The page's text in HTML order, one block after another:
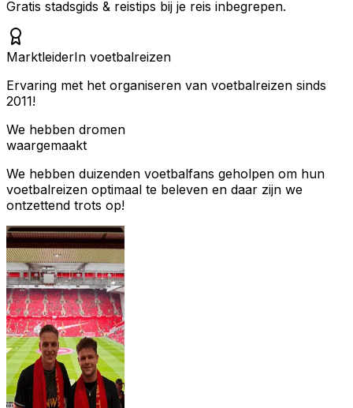
Gratis stadsgids & reistips bij je reis inbegrepen.
MarktleiderIn voetbalreizen
Ervaring met het organiseren van voetbalreizen sinds
2011!
We hebben dromen
waargemaakt
We hebben duizenden voetbalfans geholpen om hun
voetbalreizen optimaal te beleven en daar zijn we
ontzettend trots op!